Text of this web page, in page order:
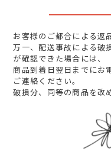
お客様のご都合による返
万一、配送事故による破
が確認できた場合には、
商品到着日翌日までにお
ご連絡ください。
破損分、同等の商品を改